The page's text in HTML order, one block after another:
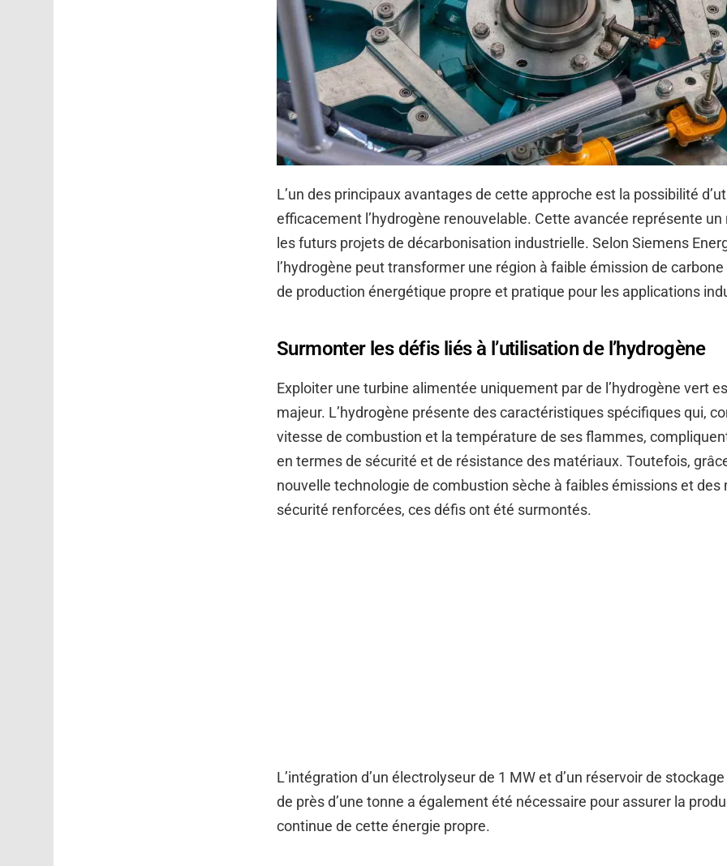
L’un des principaux avantages de cette approche est la possibilité
efficacement l’hydrogène renouvelable. Cette avancée représente
les futurs projets de décarbonisation industrielle. Selon Siemens
l’hydrogène peut transformer une région à faible émission de
de production énergétique propre et pratique pour les applications
Surmonter les défis liés à l’utilisation de l’hydrogène
Exploiter une turbine alimentée uniquement par de l’hydrogène vert
majeur. L’hydrogène présente des caractéristiques spécifiques qui,
vitesse de combustion et la température de ses flammes,
en termes de sécurité et de résistance des matériaux. Toutefois,
nouvelle technologie de combustion sèche à faibles émissions et des
sécurité renforcées, ces défis ont été surmontés.
L’intégration d’un électrolyseur de 1 MW et d’un réservoir de
de près d’une tonne a également été nécessaire pour assurer la
continue de cette énergie propre.